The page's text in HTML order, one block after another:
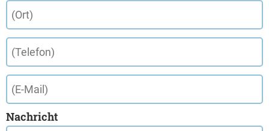
Nachricht